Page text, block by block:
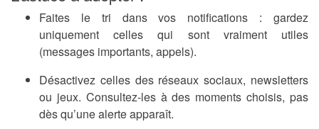
Faites le tri dans vos notifications : gardez
uniquement celles qui sont vraiment utiles
(messages importants, appels).
Désactivez celles des réseaux sociaux, newsletters
ou jeux. Consultez-les à des moments choisis, pas
dès qu’une alerte apparaît.